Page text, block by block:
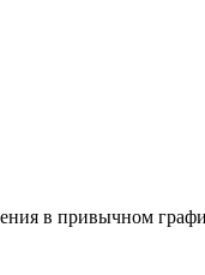
в привычном